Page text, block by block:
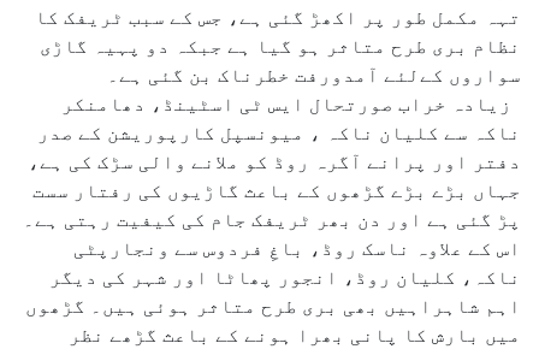
تہہ مکمل طور پر اکھڑ گئی ہے، جس کے سبب ٹریفک کا
نظام بری طرح متاثر ہو گیا ہے جبکہ دو پہیہ گاڑی
سواروں کےلئے آمدورفت خطرناک بن گئی ہے۔
زیادہ خراب صورتحال ایس ٹی اسٹینڈ، دھامنکر
ناکہ سے کلیان ناکہ ، میونسپل کارپوریشن کے صدر
دفتر اور پرانے آگرہ روڈ کو ملانے والی سڑک کی ہے،
جہاں بڑے بڑے گڑھوں کے باعث گاڑیوں کی رفتار سست
پڑ گئی ہے اور دن بھر ٹریفک جام کی کیفیت رہتی ہے۔
اس کے علاوہ ناسک روڈ، باغِ فردوس سے ونجارپٹی
ناکہ، کلیان روڈ، انجور پھاٹا اور شہر کی دیگر
اہم شاہراہیں بھی بری طرح متاثر ہوئی ہیں۔ گڑھوں
میں بارش کا پانی بھرا ہونے کے باعث گڑھے نظر